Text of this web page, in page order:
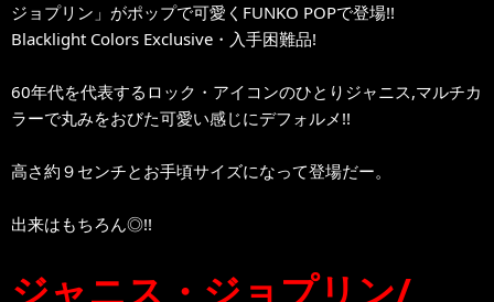
ジョプリン」がポップで可愛くFUNKO POPで登場!!
Blacklight Colors Exclusive・入手困難品!
60年代を代表するロック・アイコンのひとりジャニス,マルチカ
ラーで丸みをおびた可愛い感じにデフォルメ!!
高さ約９センチとお手頃サイズになって登場だー。
出来はもちろん◎!!
ジャニス・ジョプリン/